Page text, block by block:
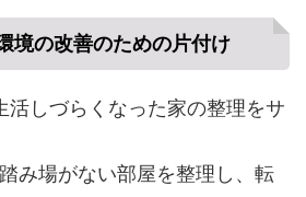
境の改善のための片付け
活しづらくなった家の整理をサ
み場がない部屋を整理し、転